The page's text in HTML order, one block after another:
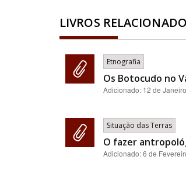
LIVROS
Etnografia
Os Botocudo no
Adicionado: 12 de
Situação das Terras
O fazer
Adicionado:6 de